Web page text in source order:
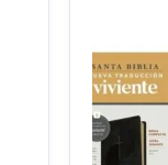
$151.050.